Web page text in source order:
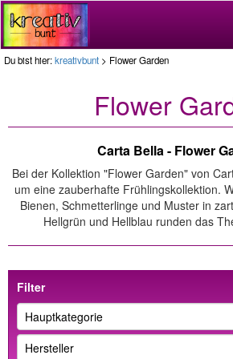
Du bist hier:kreativbunt > Flower Garden
Flower
Carta Bella - Flower
Bei der Kollektion "Flower Garden" von
um eine zauberhafte Frühlingskollektion.
Bienen, Schmetterlinge und Muster in
Hellgrün und Hellblau runden das
Filter